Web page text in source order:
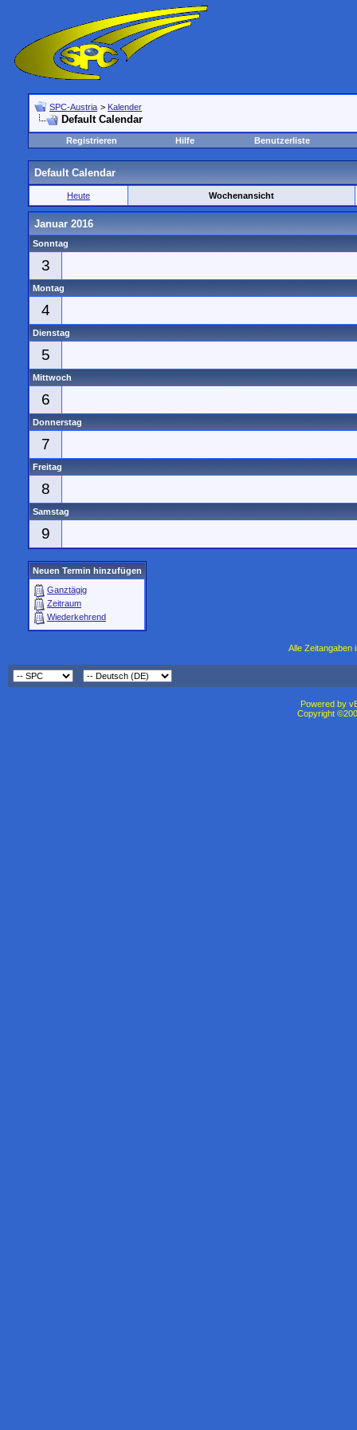
SPC-Austria > Kalender
Default Calendar
Registrieren Hilfe Benutzerliste
Default Calendar
Heute Wochenansicht
Januar 2016
Sonntag
3
Montag
4
Dienstag
5
Mittwoch
6
Donnerstag
7
Freitag
8
Samstag
9
Neuen Termin hinzufügen
Ganztägig
Zeitraum
Wiederkehrend
Alle Zeitangaben
Powered by
Copyright